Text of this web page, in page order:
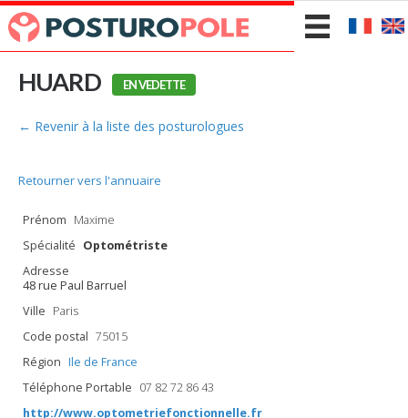
HUARD EN VEDETTE
← Revenir à la liste des posturologues
Retourner vers l'annuaire
Prénom Maxime
Spécialité Optométriste
Adresse
48 rue Paul Barruel
Ville Paris
Code postal 75015
Région Ile de France
Téléphone Portable 07 82 72 86 43
http://www.optometriefonctionnelle.fr